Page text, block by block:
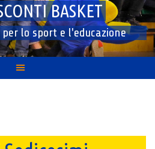
BASKET
per lo sport e l'educazione